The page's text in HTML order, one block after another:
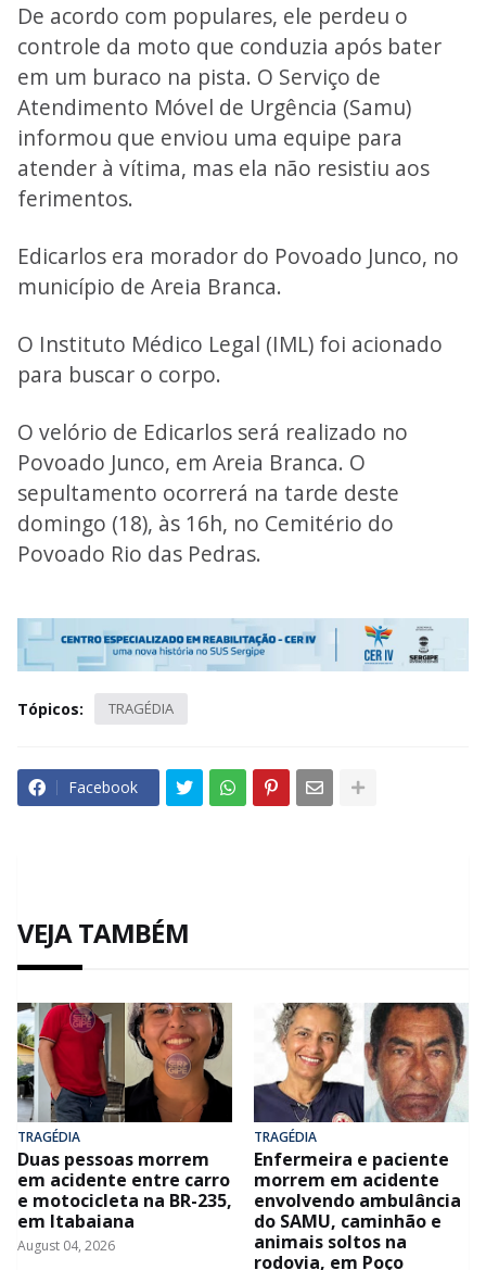
De acordo com populares, ele perdeu o
controle da moto que conduzia após bater
em um buraco na pista. O Serviço de
Atendimento Móvel de Urgência (Samu)
informou que enviou uma equipe para
atender à vítima, mas ela não resistiu aos
ferimentos.
Edicarlos era morador do Povoado Junco, no
município de Areia Branca.
O Instituto Médico Legal (IML) foi acionado
para buscar o corpo.
O velório de Edicarlos será realizado no
Povoado Junco, em Areia Branca. O
sepultamento ocorrerá na tarde deste
domingo (18), às 16h, no Cemitério do
Povoado Rio das Pedras.
Tópicos: TRAGÉDIA
Facebook
VEJA TAMBÉM
TRAGÉDIA
Duas pessoas morrem
em acidente entre carro
e motocicleta na BR-235,
em Itabaiana
August 04, 2026
TRAGÉDIA
Enfermeira e paciente
morrem em acidente
envolvendo ambulância
do SAMU, caminhão e
animais soltos na
rodovia, em Poço